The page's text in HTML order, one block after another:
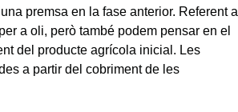
premsa en la fase anterior. Referent a
a oli, però també podem pensar en el
del producte agrícola inicial. Les
a partir del cobriment de les